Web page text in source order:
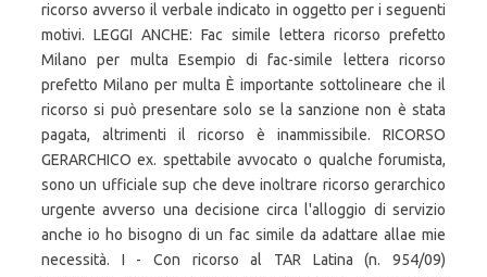
ricorso avverso il verbale indicato in oggetto per i seguenti
motivi. LEGGI ANCHE: Fac simile lettera ricorso prefetto
Milano per multa Esempio di fac-simile lettera ricorso
prefetto Milano per multa È importante sottolineare che il
ricorso si può presentare solo se la sanzione non è stata
pagata, altrimenti il ricorso è inammissibile. RICORSO
GERARCHICO ex. spettabile avvocato o qualche forumista,
sono un ufficiale sup che deve inoltrare ricorso gerarchico
urgente avverso una decisione circa l'alloggio di servizio
anche io ho bisogno di un fac simile da adattare allae mie
necessità. I - Con ricorso al TAR Latina (n. 954/09)